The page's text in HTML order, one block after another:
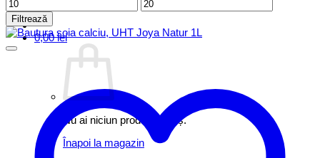
0,00lei
Nu ai niciun produs în coș.
Înapoi la magazin
minim
maxim
Filtrează